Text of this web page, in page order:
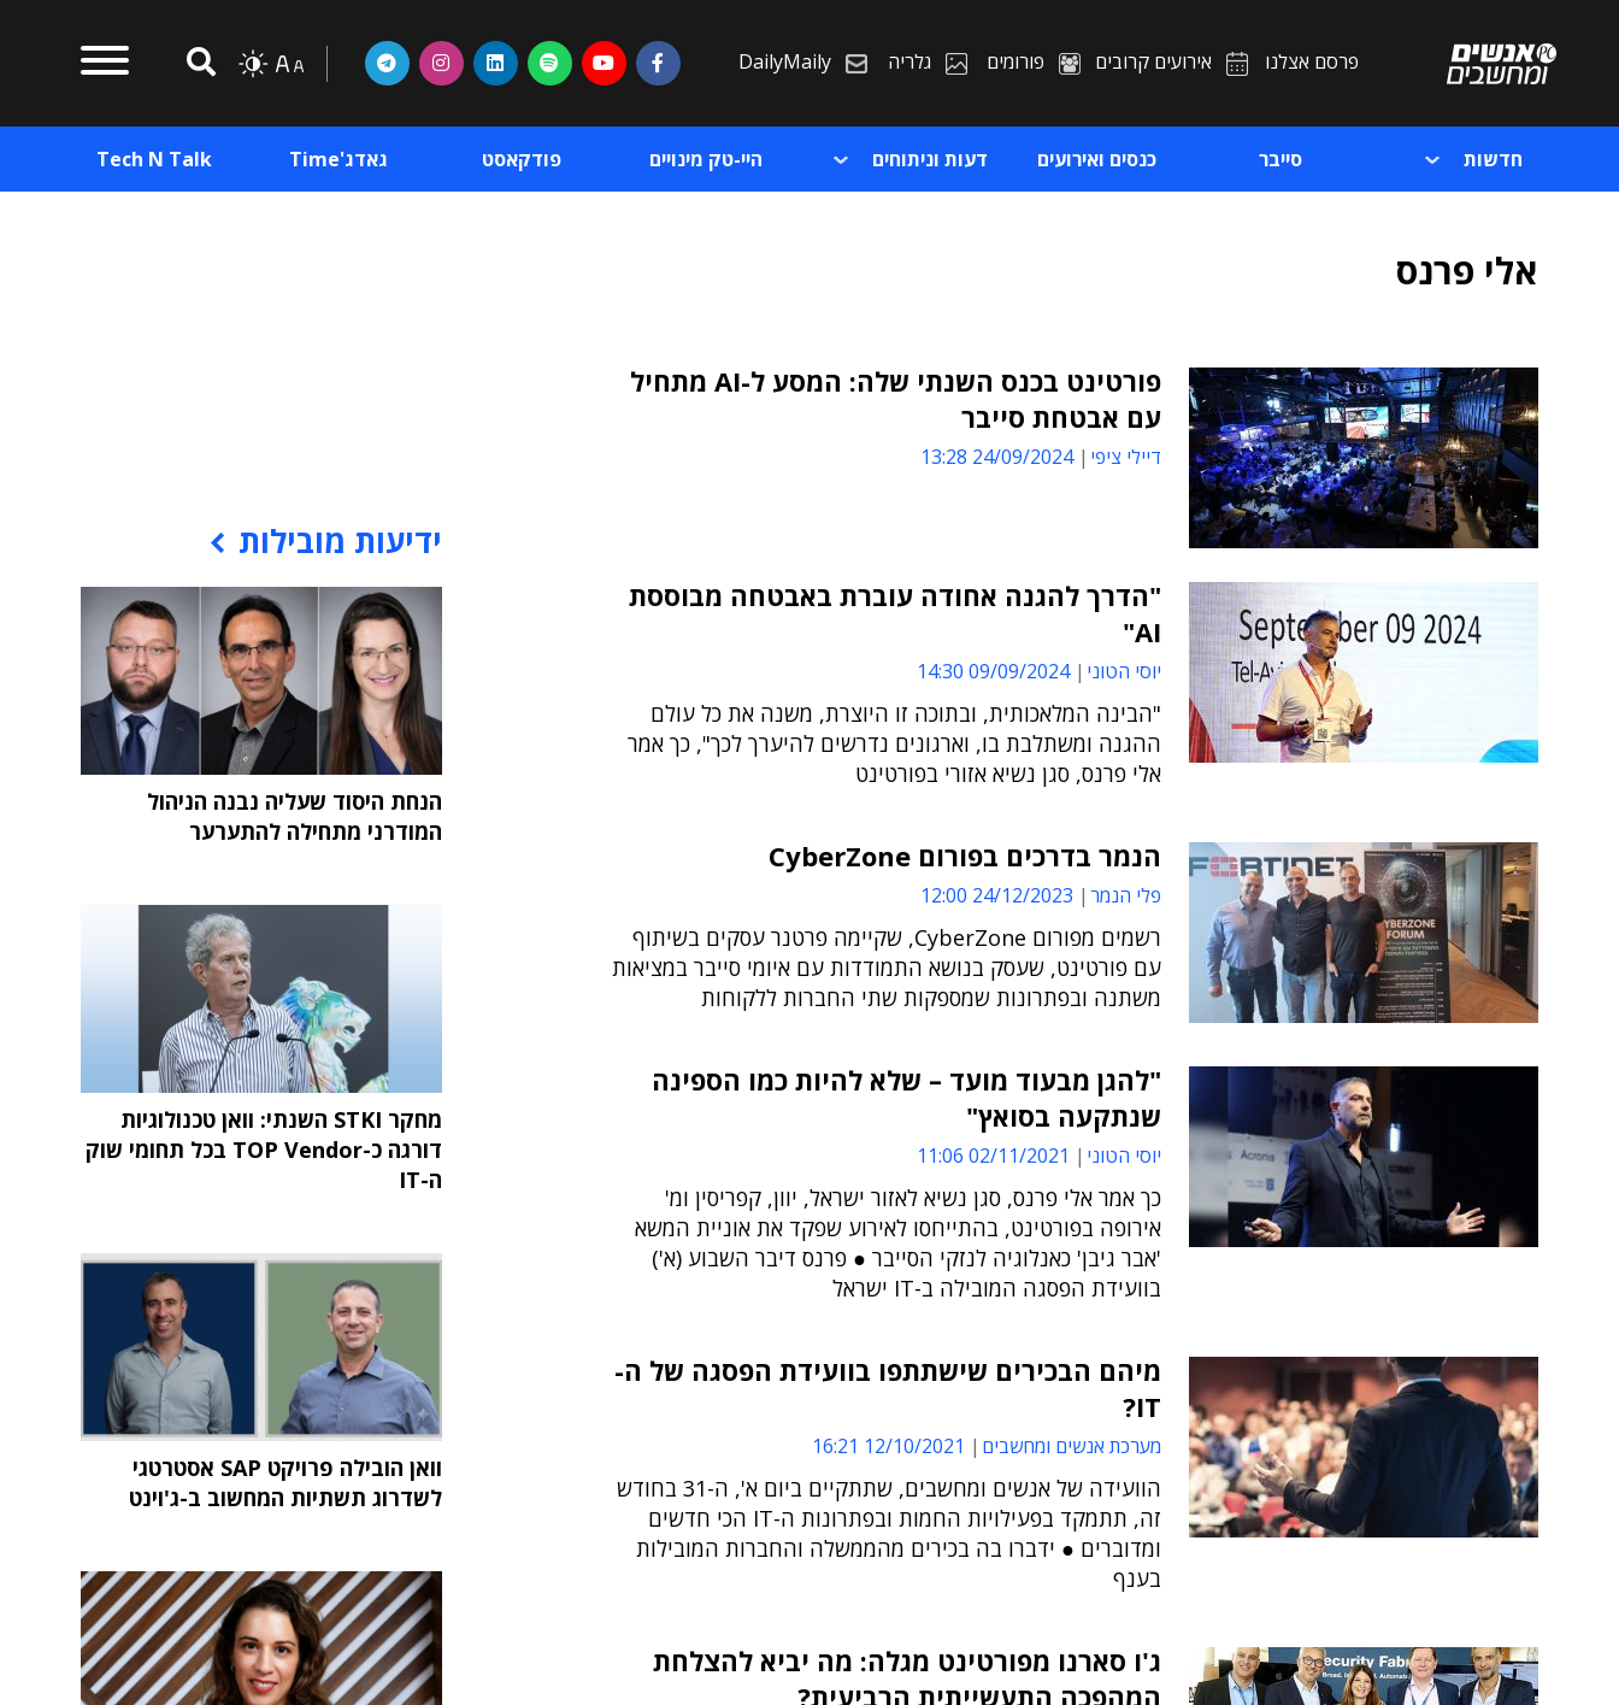
פרסם אצלנו אירועים קרובים פורומים גלריה DailyMaily
חדשות סייבר כנסים ואירועים דעות וניתוחים היי-טק מינויים פודקאסט גאדג'Time Tech N Talk
אלי פרנס
פורטינט בכנס השנתי שלה: המסע ל-AI מתחיל
עם אבטחת סייבר
דיילי ציפי 24/09/2024 13:28
"הדרך להגנה אחודה עוברת באבטחה מבוססת
AI"
יוסי הטוני 09/09/2024 14:30
"הבינה המלאכותית, ובתוכה זו היוצרת, משנה את כל עולם
ההגנה ומשתלבת בו, וארגונים נדרשים להיערך לכך", כך אמר
אלי פרנס, סגן נשיא אזורי בפורטינט
הנמר בדרכים בפורום CyberZone
פלי הנמר 24/12/2023 12:00
רשמים מפורום CyberZone, שקיימה פרטנר עסקים בשיתוף
עם פורטינט, שעסק בנושא התמודדות עם איומי סייבר במציאות
משתנה ובפתרונות שמספקות שתי החברות ללקוחות
"להגן מבעוד מועד – שלא להיות כמו הספינה
שנתקעה בסואץ"
יוסי הטוני 02/11/2021 11:06
כך אמר אלי פרנס, סגן נשיא לאזור ישראל, יוון, קפריסין ומ'
אירופה בפורטינט, בהתייחסו לאירוע שפקד את אוניית המשא
'אבר גיבן' כאנלוגיה לנזקי הסייבר ● פרנס דיבר השבוע (א')
בוועידת הפסגה המובילה ב-IT ישראל
מיהם הבכירים שישתתפו בוועידת הפסגה של ה-
IT?
מערכת אנשים ומחשבים 12/10/2021 16:21
הוועידה של אנשים ומחשבים, שתתקיים ביום א', ה-31 בחודש
זה, תתמקד בפעילויות החמות ובפתרונות ה-IT הכי חדשים
ומדוברים ● ידברו בה בכירים מהממשלה והחברות המובילות
בענף
ג'ו סארנו מפורטינט מגלה: מה יביא להצלחת
המהפכה התעשייתית הרביעית?
ידיעות מובילות
הנחת היסוד שעליה נבנה הניהול
המודרני מתחילה להתערער
מחקר STKI השנתי: וואן טכנולוגיות
דורגה כ-TOP Vendor בכל תחומי שוק
ה-IT
וואן הובילה פרויקט SAP אסטרטגי
לשדרוג תשתיות המחשוב ב-ג'וינט